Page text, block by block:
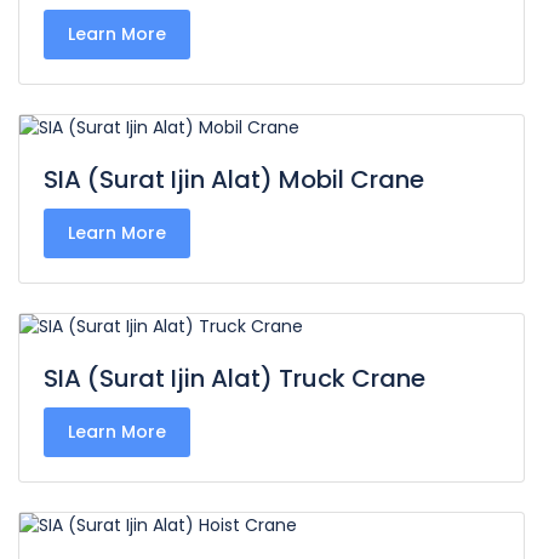
Learn More
SIA (Surat Ijin Alat) Mobil Crane
Learn More
SIA (Surat Ijin Alat) Truck Crane
Learn More